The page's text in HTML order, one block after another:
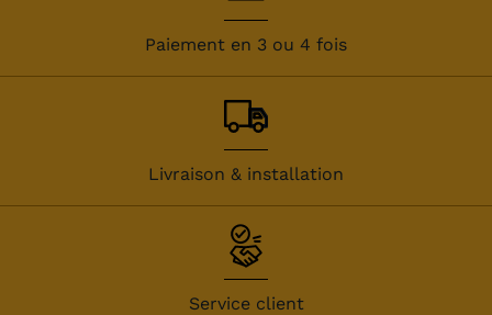
Paiement en 3 ou 4 fois
Livraison & installation
Service client